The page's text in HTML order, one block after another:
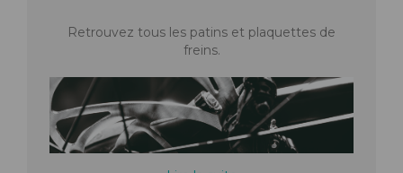
Retrouvez tous les patins et plaquettes de
freins.